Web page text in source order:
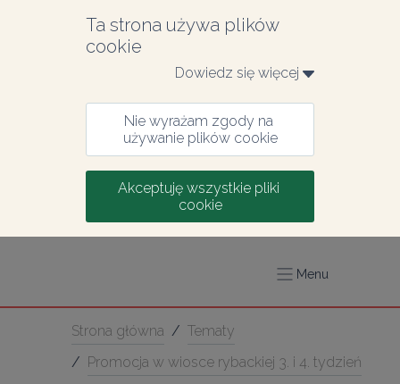
Ta strona używa plików
cookie
Dowiedz się więcej
Nie wyrażam zgody na
używanie plików cookie
Akceptuję wszystkie pliki
cookie
Menu
Strona główna / Tematy
/ Promocja w wiosce rybackiej 3. i 4. tydzień